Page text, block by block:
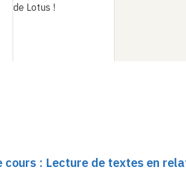
de Lotus !
: Lecture de textes en